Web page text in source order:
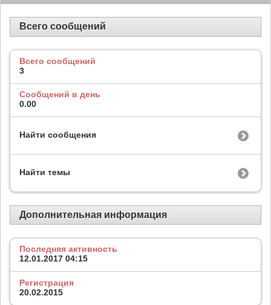
Всего сообщений
Всего сообщений
3
Сообщений в день
0.00
Найти сообщения
Найти темы
Дополнительная информация
Последняя активность
12.01.2017 04:15
Регистрация
20.02.2015